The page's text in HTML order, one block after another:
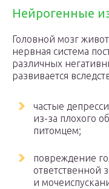
Нейрогенные
Головной мозг
нервная система
различных
развивается
частые
из-за плохого
питомцем;
повреждение
ответственной
и